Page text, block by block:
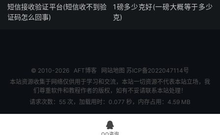
短信接收验证平台(短信收不到验
证码怎么回事)
1磅多少克好(一磅大概等于多少
克)
© 2010-2026 AFT博客 网站地图 苏ICP备2022047114号
本站资源收集于网络仅供用于学习和交流，本站一切资源不代表本站立场，我
们尊重软件和教程作者的版权，如有不妥请联系本站处理！
请求次数：55 次，加载用时：0.077 秒，内存占用：4.59 MB
